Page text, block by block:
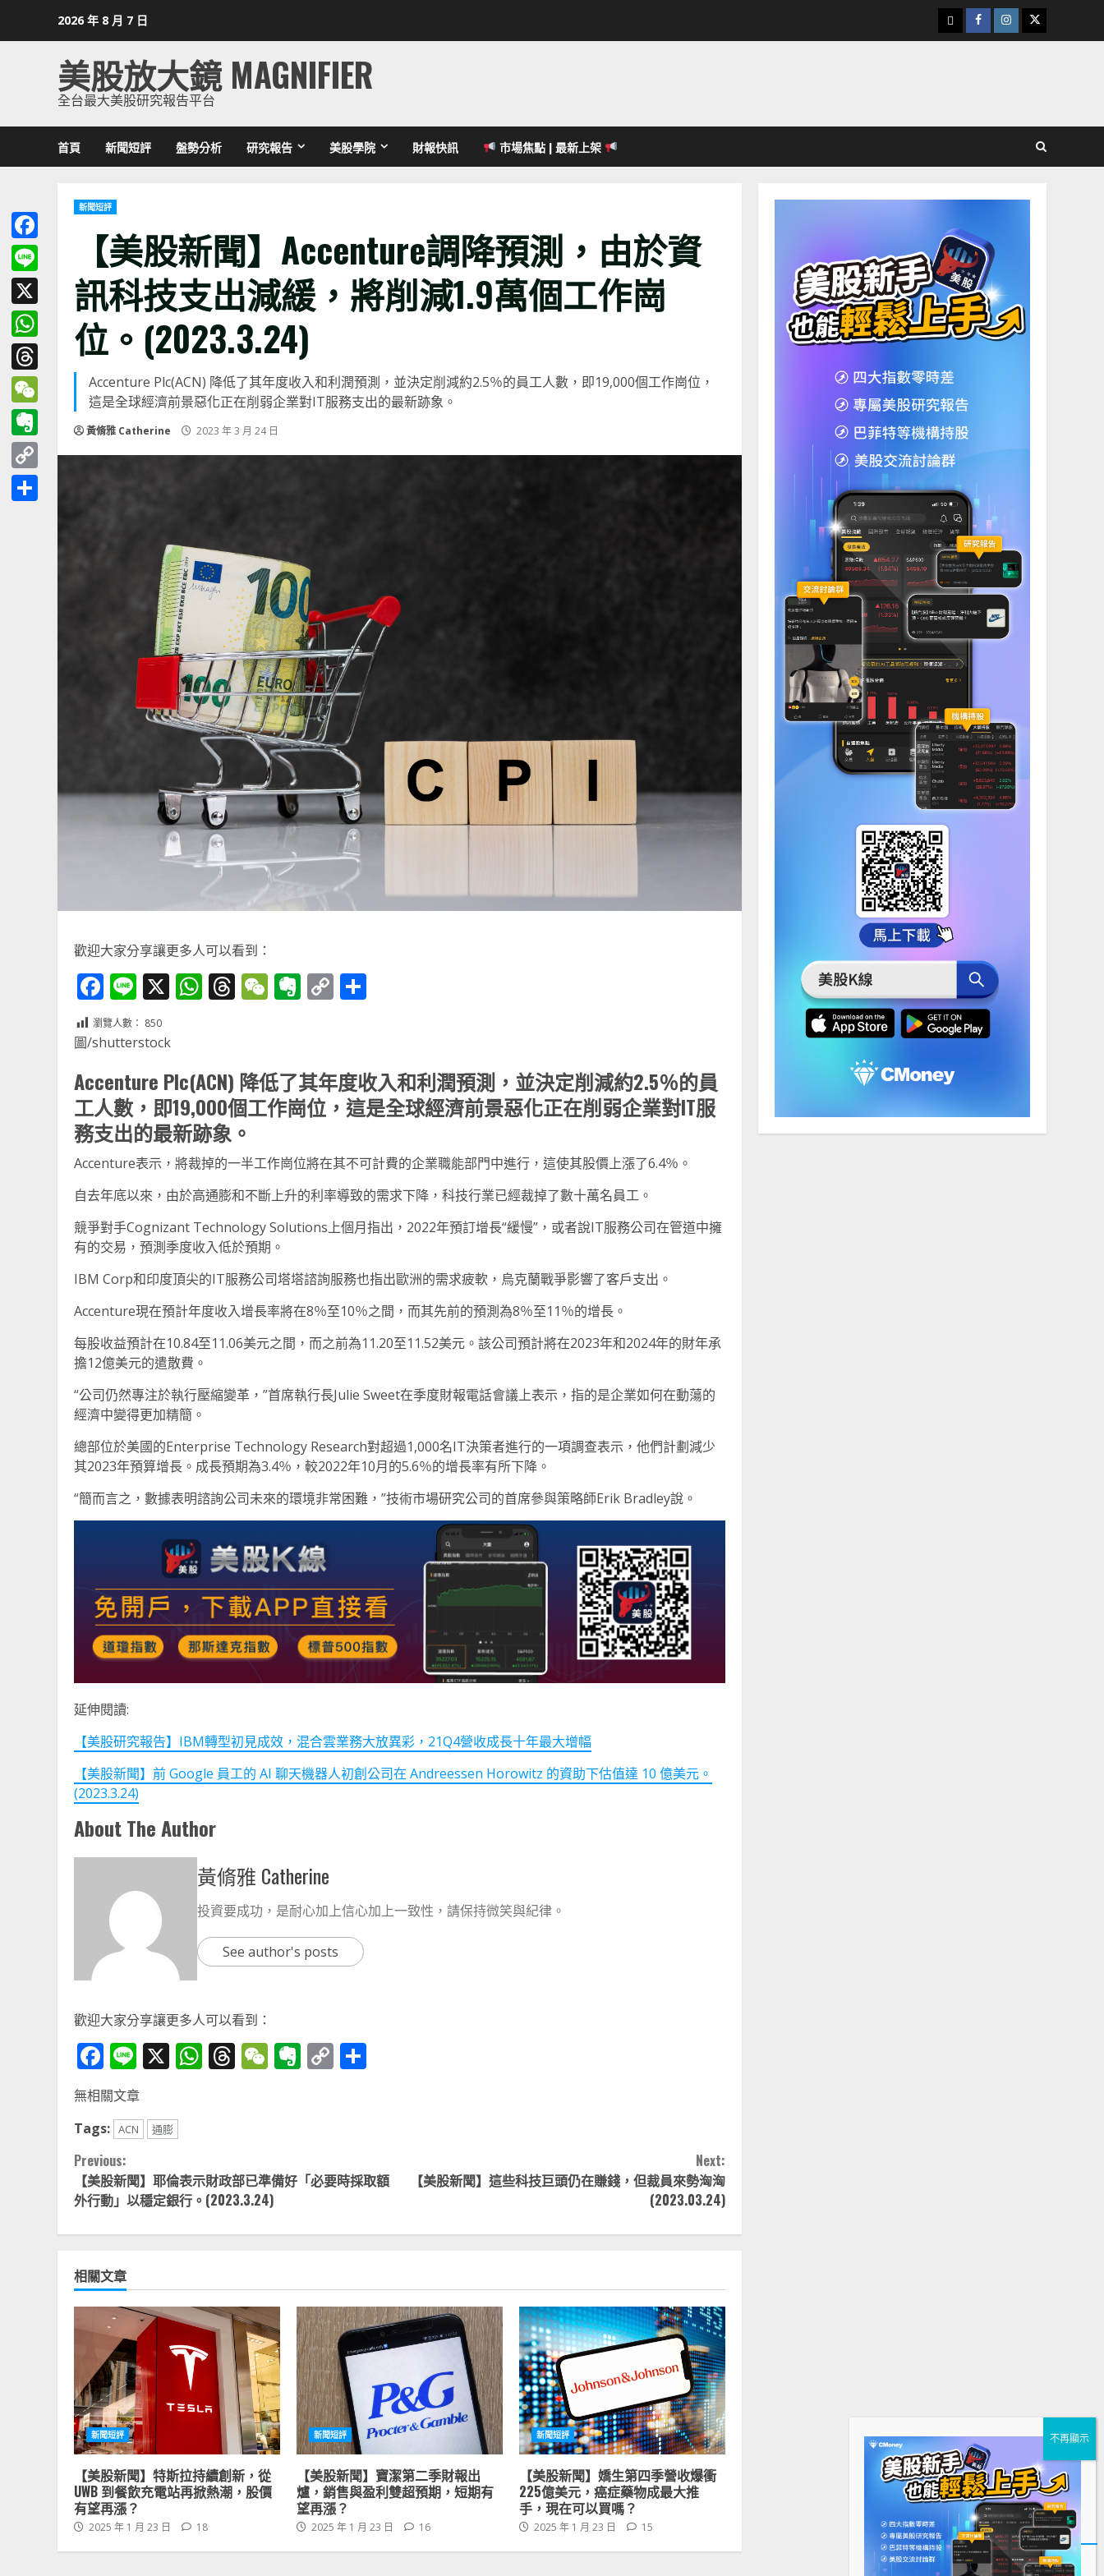
2026 年 8 月 7 日
下
載
Facebook
Instagram
Twitter
美股放大鏡 MAGNIFIER
全台最大美股研究報告平台
首頁 新聞短評 盤勢分析 研究報告 美股學院 財報快訊 市場焦點 | 最新上架
新聞短評
【美股新聞】Accenture調降預測，由於資
訊科技支出減緩，將削減1.9萬個工作崗
位。(2023.3.24)
Accenture Plc(ACN) 降低了其年度收入和利潤預測，並決定削減約2.5％的員工人數，即19,000個工作崗位，
這是全球經濟前景惡化正在削弱企業對IT服務支出的最新跡象。
黃脩雅 Catherine 2023 年 3 月 24 日
歡迎大家分享讓更多人可以看到：
Facebook
Line
X WhatsApp
Threads
WeChat
Evernote
Copy
瀏覽人數： 850
圖/shutterstock
Accenture Plc(ACN) 降低了其年度收入和利潤預測，並決定削減約2.5％的員
工人數，即19,000個工作崗位，這是全球經濟前景惡化正在削弱企業對IT服
務支出的最新跡象。
Accenture表示，將裁掉的一半工作崗位將在其不可計費的企業職能部門中進行，這使其股價上漲了6.4％。
自去年底以來，由於高通膨和不斷上升的利率導致的需求下降，科技行業已經裁掉了數十萬名員工。
競爭對手Cognizant Technology Solutions上個月指出，2022年預訂增長“緩慢”，或者說IT服務公司在管道中擁
有的交易，預測季度收入低於預期。
IBM Corp和印度頂尖的IT服務公司塔塔諮詢服務也指出歐洲的需求疲軟，烏克蘭戰爭影響了客戶支出。
Accenture現在預計年度收入增長率將在8％至10％之間，而其先前的預測為8％至11％的增長。
每股收益預計在10.84至11.06美元之間，而之前為11.20至11.52美元。該公司預計將在2023年和2024年的財年承
擔12億美元的遣散費。
“公司仍然專注於執行壓縮變革，”首席執行長Julie Sweet在季度財報電話會議上表示，指的是企業如何在動蕩的
經濟中變得更加精簡。
總部位於美國的Enterprise Technology Research對超過1,000名IT決策者進行的一項調查表示，他們計劃減少
其2023年預算增長。成長預期為3.4％，較2022年10月的5.6％的增長率有所下降。
“簡而言之，數據表明諮詢公司未來的環境非常困難，”技術市場研究公司的首席參與策略師Erik Bradley說。
延伸閱讀:
【美股研究報告】IBM轉型初見成效，混合雲業務大放異彩，21Q4營收成長十年最大增幅
【美股新聞】前 Google 員工的 AI 聊天機器人初創公司在 Andreessen Horowitz 的資助下估值達 10 億美元。
(2023.3.24)
About The Author
黃脩雅 Catherine
投資要成功，是耐心加上信心加上一致性，請保持微笑與紀律。
See author's posts
歡迎大家分享讓更多人可以看到：
Facebook
Line
X WhatsApp
Threads
WeChat
Evernote
Copy
無相關文章
Tags: ACN 通膨
Continue
Reading
Previous:
【美股新聞】耶倫表示財政部已準備好「必要時採取額
外行動」以穩定銀行。(2023.3.24)
Next:
【美股新聞】這些科技巨頭仍在賺錢，但裁員來勢洶洶
(2023.03.24)
相關文章
新聞短評
【美股新聞】特斯拉持續創新，從
UWB 到餐飲充電站再掀熱潮，股價
有望再漲？
2025 年 1 月 23 日 18
新聞短評
【美股新聞】寶潔第二季財報出
爐，銷售與盈利雙超預期，短期有
望再漲？
2025 年 1 月 23 日 16
新聞短評
【美股新聞】嬌生第四季營收爆衝
225億美元，癌症藥物成最大推
手，現在可以買嗎？
2025 年 1 月 23 日 15
Facebook
Line
X
WhatsApp
Threads
WeChat
Evernote
Copy